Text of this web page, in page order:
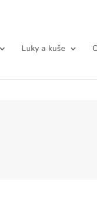
Luky a kuše